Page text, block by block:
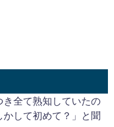
き全て熟知していたの
して初めて？」と聞